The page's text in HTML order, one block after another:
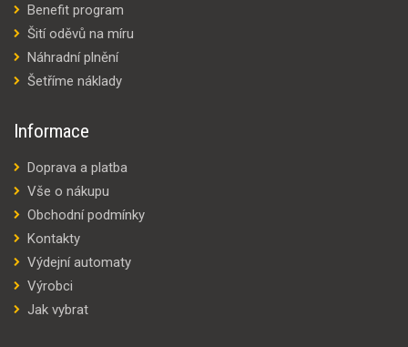
Benefit program
Šití oděvů na míru
Náhradní plnění
Šetříme náklady
Informace
Doprava a platba
Vše o nákupu
Obchodní podmínky
Kontakty
Výdejní automaty
Výrobci
Jak vybrat